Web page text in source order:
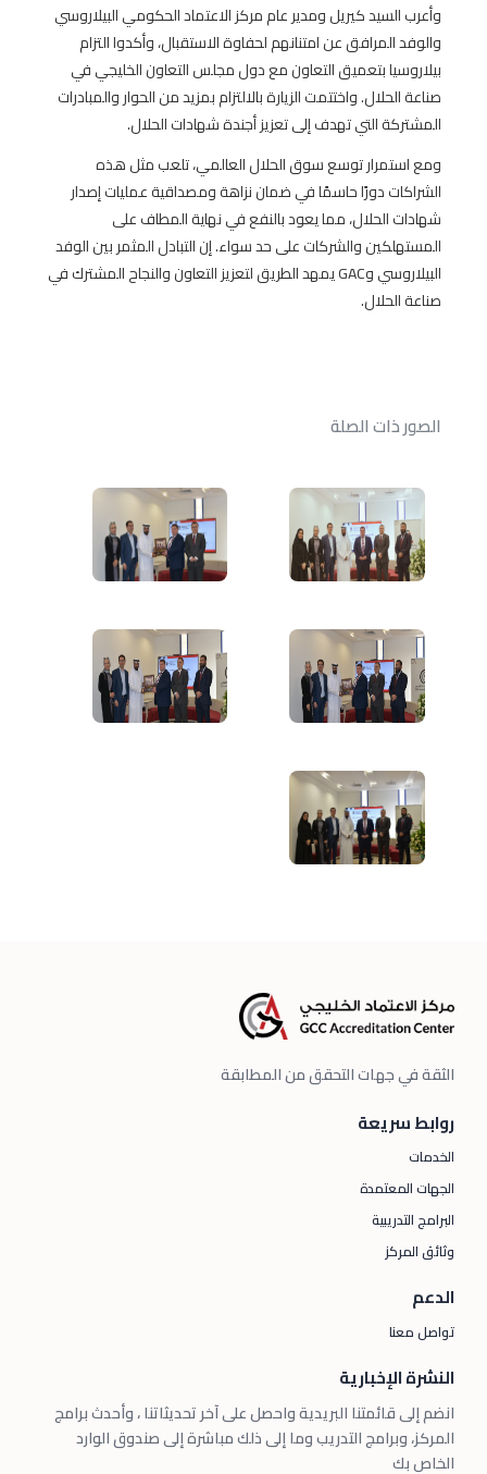
وأعرب السيد كيريل ومدير عام مركز الاعتماد الحكومي البيلاروسي
والوفد المرافق عن امتنانهم لحفاوة الاستقبال، وأكدوا التزام
بيلاروسيا بتعميق التعاون مع دول مجلس التعاون الخليجي في
صناعة الحلال. واختتمت الزيارة بالالتزام بمزيد من الحوار والمبادرات
المشتركة التي تهدف إلى تعزيز أجندة شهادات الحلال.
ومع استمرار توسع سوق الحلال العالمي، تلعب مثل هذه
الشراكات دورًا حاسمًا في ضمان نزاهة ومصداقية عمليات إصدار
شهادات الحلال، مما يعود بالنفع في نهاية المطاف على
المستهلكين والشركات على حد سواء. إن التبادل المثمر بين الوفد
البيلاروسي وGAC يمهد الطريق لتعزيز التعاون والنجاح المشترك في
صناعة الحلال.
الصور ذات الصلة
الثقة في جهات التحقق من المطابقة
روابط سريعة
الخدمات
الجهات المعتمدة
البرامج التدريبية
وثائق المركز
الدعم
تواصل معنا
النشرة الإخبارية
انضم إلى قائمتنا البريدية واحصل على آخر تحديثاتنا ، وأحدث برامج
المركز، وبرامج التدريب وما إلى ذلك مباشرة إلى صندوق الوارد
الخاص بك